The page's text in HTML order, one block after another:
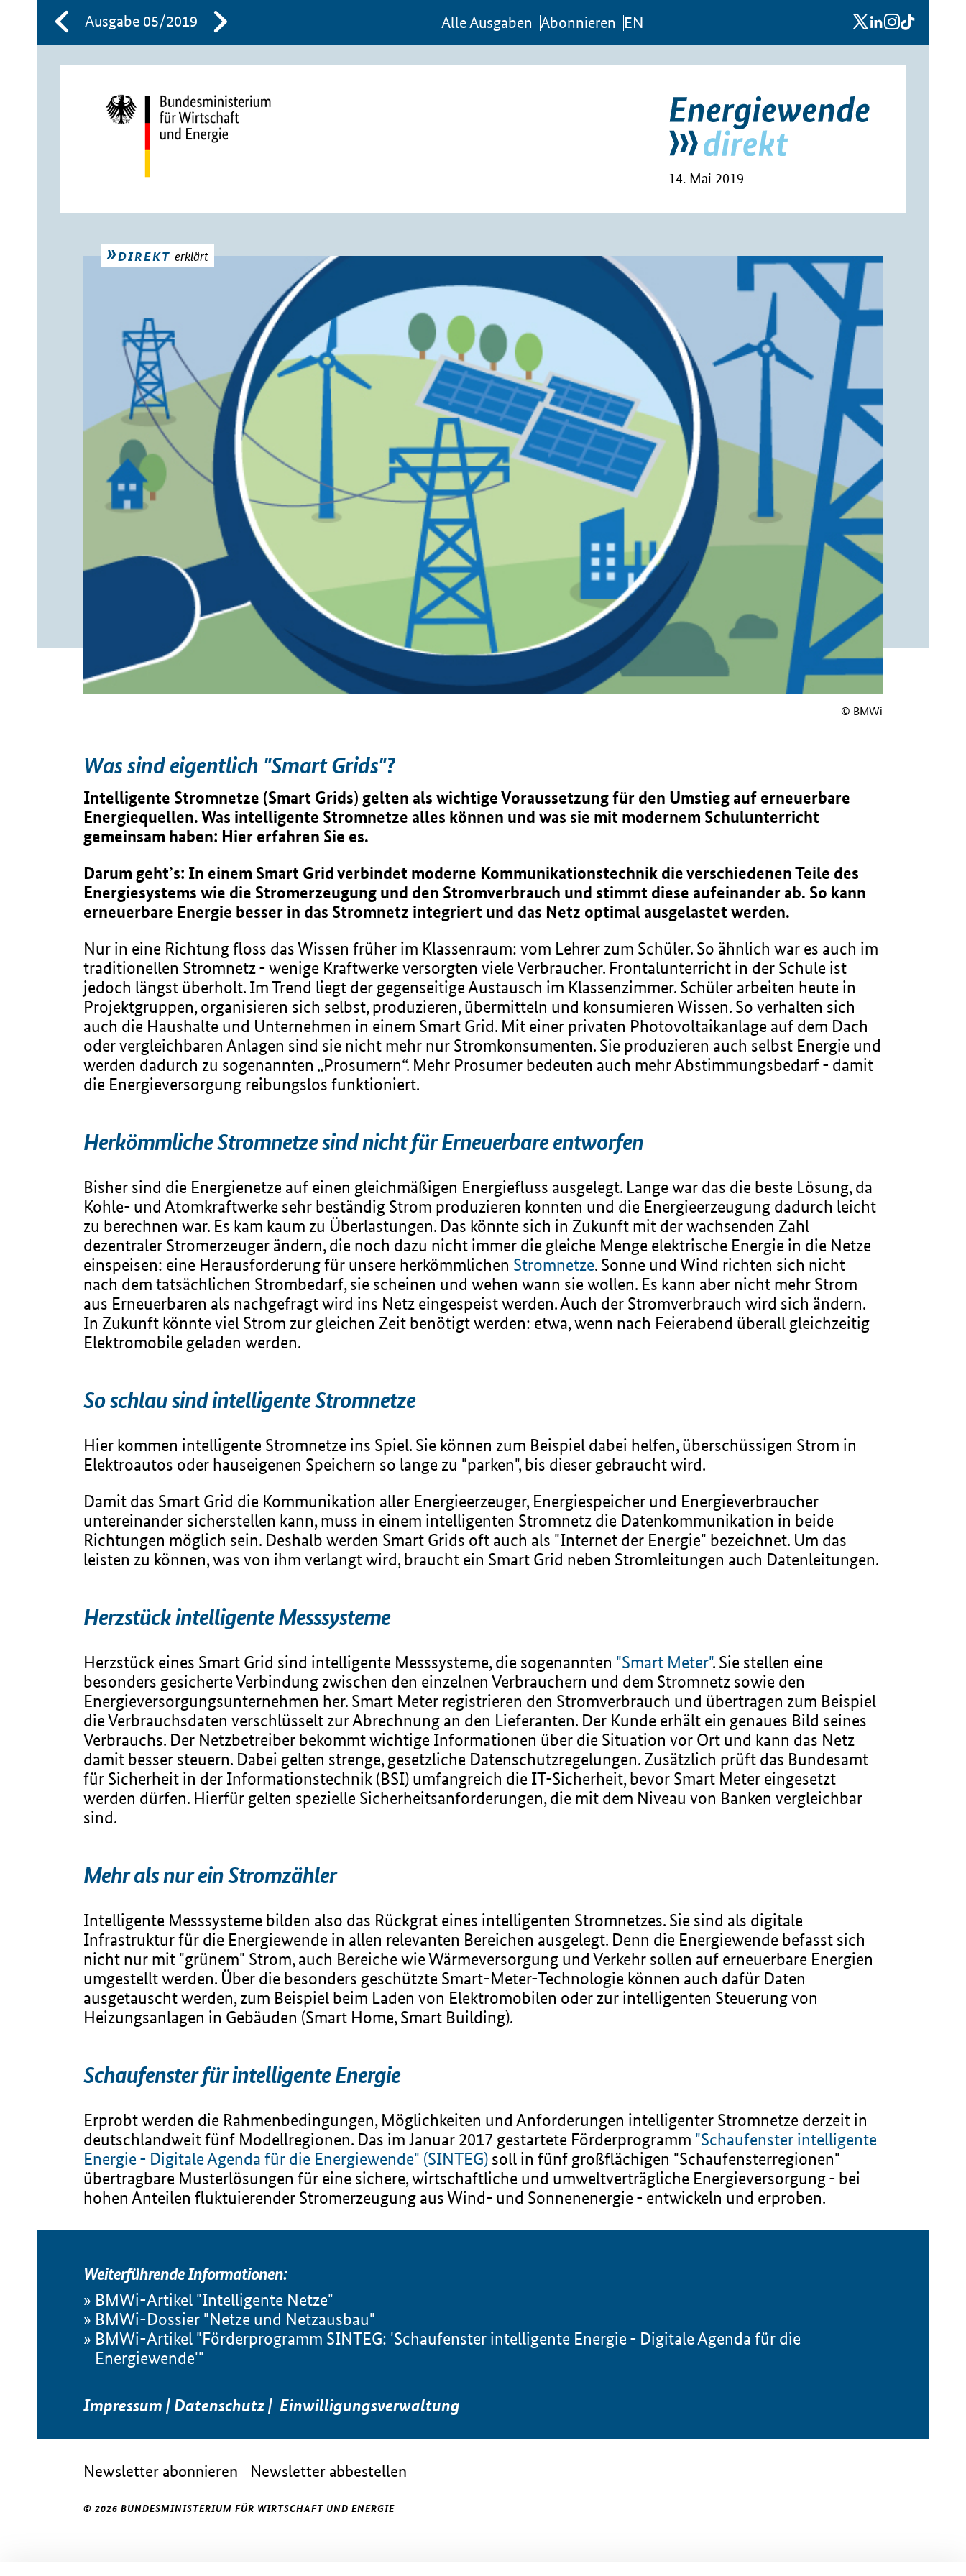
Ausgabe 05/2019 Al­le Aus­ga­ben Abon­nie­ren EN x linkedin
instagram
14. Mai 2019
DIREKT erklärt
© BMWi
Was sind eigentlich "Smart Grids"?
Intelligente Stromnetze (Smart Grids) gelten als wichtige Voraussetzung für den Umstieg auf erneuerbare
Energiequellen. Was intelligente Stromnetze alles können und was sie mit modernem Schulunterricht
gemeinsam haben: Hier erfahren Sie es.
Darum geht’s: In einem Smart Grid verbindet moderne Kommunikationstechnik die verschiedenen Teile des
Energiesystems wie die Stromerzeugung und den Stromverbrauch und stimmt diese aufeinander ab. So kann
erneuerbare Energie besser in das Stromnetz integriert und das Netz optimal ausgelastet werden.
Nur in eine Richtung floss das Wissen früher im Klassenraum: vom Lehrer zum Schüler. So ähnlich war es auch im
traditionellen Stromnetz - wenige Kraftwerke versorgten viele Verbraucher. Frontalunterricht in der Schule ist
jedoch längst überholt. Im Trend liegt der gegenseitige Austausch im Klassenzimmer. Schüler arbeiten heute in
Projektgruppen, organisieren sich selbst, produzieren, übermitteln und konsumieren Wissen. So verhalten sich
auch die Haushalte und Unternehmen in einem Smart Grid. Mit einer privaten Photovoltaikanlage auf dem Dach
oder vergleichbaren Anlagen sind sie nicht mehr nur Stromkonsumenten. Sie produzieren auch selbst Energie und
werden dadurch zu sogenannten „Prosumern“. Mehr Prosumer bedeuten auch mehr Abstimmungsbedarf - damit
die Energieversorgung reibungslos funktioniert.
Herkömmliche Stromnetze sind nicht für Erneuerbare entworfen
Bisher sind die Energienetze auf einen gleichmäßigen Energiefluss ausgelegt. Lange war das die beste Lösung, da
Kohle- und Atomkraftwerke sehr beständig Strom produzieren konnten und die Energieerzeugung dadurch leicht
zu berechnen war. Es kam kaum zu Überlastungen. Das könnte sich in Zukunft mit der wachsenden Zahl
dezentraler Stromerzeuger ändern, die noch dazu nicht immer die gleiche Menge elektrische Energie in die Netze
einspeisen: eine Herausforderung für unsere herkömmlichen Stromnetze. Sonne und Wind richten sich nicht
nach dem tatsächlichen Strombedarf, sie scheinen und wehen wann sie wollen. Es kann aber nicht mehr Strom
aus Erneuerbaren als nachgefragt wird ins Netz eingespeist werden. Auch der Stromverbrauch wird sich ändern.
In Zukunft könnte viel Strom zur gleichen Zeit benötigt werden: etwa, wenn nach Feierabend überall gleichzeitig
Elektromobile geladen werden.
So schlau sind intelligente Stromnetze
Hier kommen intelligente Stromnetze ins Spiel. Sie können zum Beispiel dabei helfen, überschüssigen Strom in
Elektroautos oder hauseigenen Speichern so lange zu "parken", bis dieser gebraucht wird.
Damit das Smart Grid die Kommunikation aller Energieerzeuger, Energiespeicher und Energieverbraucher
untereinander sicherstellen kann, muss in einem intelligenten Stromnetz die Datenkommunikation in beide
Richtungen möglich sein. Deshalb werden Smart Grids oft auch als "Internet der Energie" bezeichnet. Um das
leisten zu können, was von ihm verlangt wird, braucht ein Smart Grid neben Stromleitungen auch Datenleitungen.
Herzstück intelligente Messsysteme
Herzstück eines Smart Grid sind intelligente Messsysteme, die sogenannten "Smart Meter". Sie stellen eine
besonders gesicherte Verbindung zwischen den einzelnen Verbrauchern und dem Stromnetz sowie den
Energieversorgungsunternehmen her. Smart Meter registrieren den Stromverbrauch und übertragen zum Beispiel
die Verbrauchsdaten verschlüsselt zur Abrechnung an den Lieferanten. Der Kunde erhält ein genaues Bild seines
Verbrauchs. Der Netzbetreiber bekommt wichtige Informationen über die Situation vor Ort und kann das Netz
damit besser steuern. Dabei gelten strenge, gesetzliche Datenschutzregelungen. Zusätzlich prüft das Bundesamt
für Sicherheit in der Informationstechnik (BSI) umfangreich die IT-Sicherheit, bevor Smart Meter eingesetzt
werden dürfen. Hierfür gelten spezielle Sicherheitsanforderungen, die mit dem Niveau von Banken vergleichbar
sind.
Mehr als nur ein Stromzähler
Intelligente Messsysteme bilden also das Rückgrat eines intelligenten Stromnetzes. Sie sind als digitale
Infrastruktur für die Energiewende in allen relevanten Bereichen ausgelegt. Denn die Energiewende befasst sich
nicht nur mit "grünem" Strom, auch Bereiche wie Wärmeversorgung und Verkehr sollen auf erneuerbare Energien
umgestellt werden. Über die besonders geschützte Smart-Meter-Technologie können auch dafür Daten
ausgetauscht werden, zum Beispiel beim Laden von Elektromobilen oder zur intelligenten Steuerung von
Heizungsanlagen in Gebäuden (Smart Home, Smart Building).
Schaufenster für intelligente Energie
Erprobt werden die Rahmenbedingungen, Möglichkeiten und Anforderungen intelligenter Stromnetze derzeit in
deutschlandweit fünf Modellregionen. Das im Januar 2017 gestartete Förderprogramm "Schaufenster intelligente
Energie - Digitale Agenda für die Energiewende" (SINTEG) soll in fünf großflächigen "Schaufensterregionen"
übertragbare Musterlösungen für eine sichere, wirtschaftliche und umweltverträgliche Energieversorgung - bei
hohen Anteilen fluktuierender Stromerzeugung aus Wind- und Sonnenenergie - entwickeln und erproben.
Weiterführende Informationen:
BMWi-Artikel "Intelligente Netze"
BMWi-Dossier "Netze und Netzausbau"
BMWi-Artikel "Förderprogramm SINTEG: 'Schaufenster intelligente Energie - Digitale Agenda für die
Energiewende'"
Impressum |Datenschutz| Einwilligungsverwaltung
Newsletter abonnieren Newsletter abbestellen
© 2026 BUNDESMINISTERIUM FÜR WIRTSCHAFT UND ENERGIE